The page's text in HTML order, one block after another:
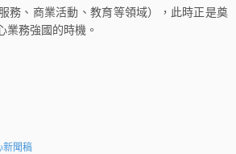
務、商業活動、教育等領域），此時正是奠
業務強國的時機。
新聞稿